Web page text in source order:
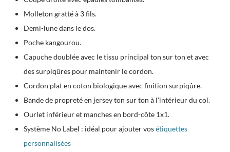
Molleton gratté à 3 fils.
Demi-lune dans le dos.
Poche kangourou.
Capuche doublée avec le tissu principal ton sur ton et avec
des surpiqûres pour maintenir le cordon.
Cordon plat en coton biologique avec finition surpiqûre.
Bande de propreté en jersey ton sur ton à l'intérieur du col.
Ourlet inférieur et manches en bord-côte 1x1.
Système No Label : idéal pour ajouter vosétiquettes
personnalisées